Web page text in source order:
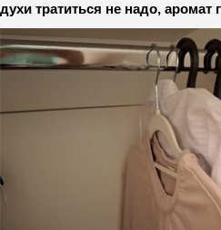
духи тратиться не надо, аромат